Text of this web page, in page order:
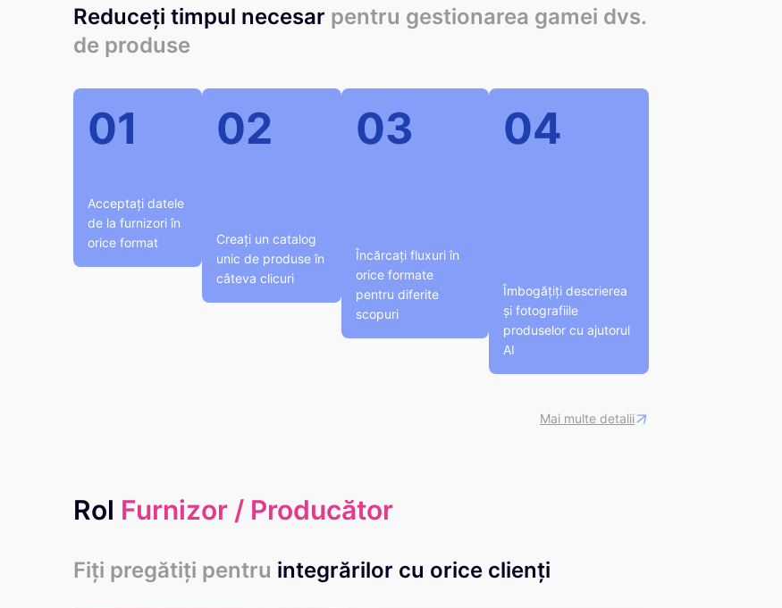
Reduceți timpul necesar pentru gestionarea gamei dvs.
de produse
01
Acceptați datele
de la furnizori în
orice format
02
Creați un catalog
unic de produse în
câteva clicuri
03
Încărcați fluxuri în
orice formate
pentru diferite
scopuri
04
Îmbogățiți descrierea
și fotografiile
produselor cu ajutorul
AI
Mai multe detalii
Rol Furnizor / Producător
Fiți pregătiți pentru integrărilor cu orice clienți